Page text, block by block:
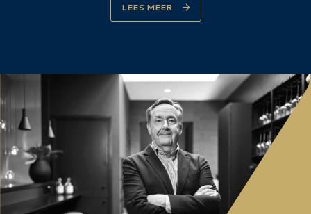
LEES MEER